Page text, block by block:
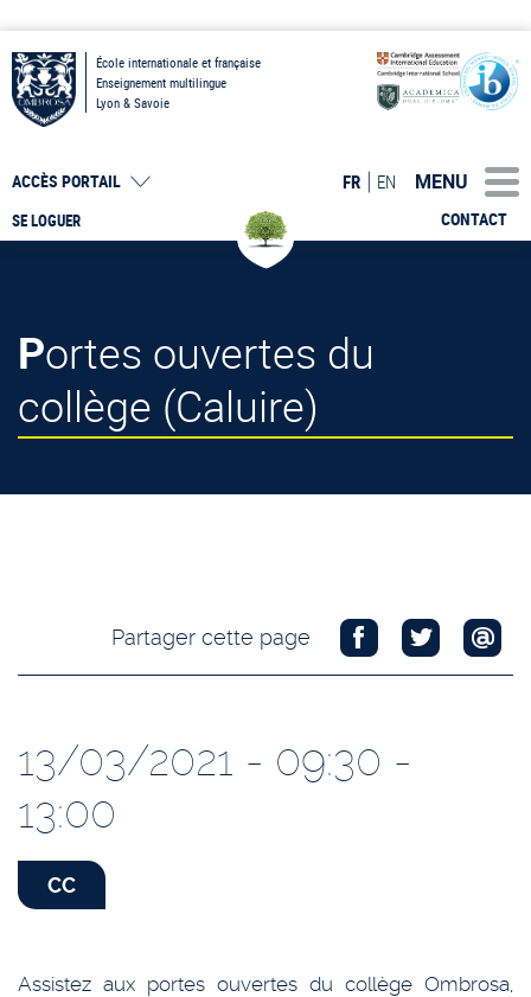
École internationale et française
Enseignement multilingue
Lyon & Savoie
SE LOGUER
ACCÈS PORTAIL
CONTACT
FR EN MENU
Portes ouvertes du
collège (Caluire)
Partager cette page
13/03/2021 - 09:30 -
13:00
CC
Assistez aux portes ouvertes du collège Ombrosa,